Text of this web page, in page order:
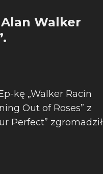
Walker
kę „Walker Racin
Out of Roses” z
Perfect” zgromadził